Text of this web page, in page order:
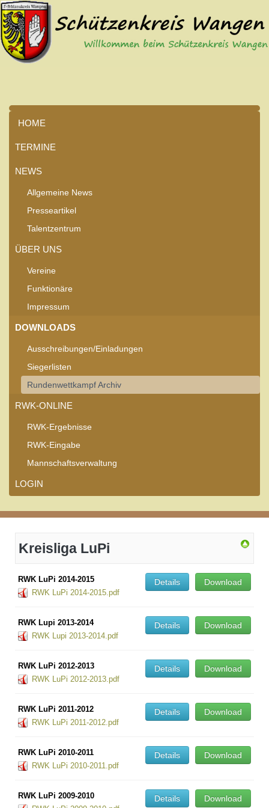
HOME
TERMINE
NEWS
Allgemeine News
Presseartikel
Talentzentrum
ÜBER UNS
Vereine
Funktionäre
Impressum
DOWNLOADS
Ausschreibungen/Einladungen
Siegerlisten
Rundenwettkampf Archiv
RWK-ONLINE
RWK-Ergebnisse
RWK-Eingabe
Mannschaftsverwaltung
LOGIN
Kreisliga LuPi
RWK LuPi 2014-2015
RWK LuPi 2014-2015.pdf
Download
Details
RWK Lupi 2013-2014
RWK Lupi 2013-2014.pdf
Download
Details
RWK LuPi 2012-2013
RWK LuPi 2012-2013.pdf
Download
Details
RWK LuPi 2011-2012
RWK LuPi 2011-2012.pdf
Download
Details
RWK LuPi 2010-2011
RWK LuPi 2010-2011.pdf
Download
Details
RWK LuPi 2009-2010
Download
Details